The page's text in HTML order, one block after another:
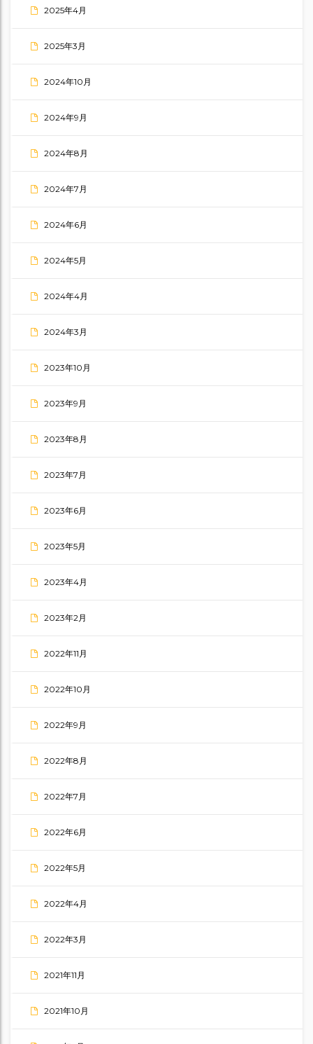
2025年4月
2025年3月
2024年10月
2024年9月
2024年8月
2024年7月
2024年6月
2024年5月
2024年4月
2024年3月
2023年10月
2023年9月
2023年8月
2023年7月
2023年6月
2023年5月
2023年4月
2023年2月
2022年11月
2022年10月
2022年9月
2022年8月
2022年7月
2022年6月
2022年5月
2022年4月
2022年3月
2021年11月
2021年10月